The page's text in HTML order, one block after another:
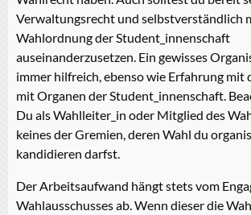
Verwaltungsrecht und selbstverständlich
Wahlordnung der Student_innenschaft
auseinanderzusetzen. Ein gewisses
immer hilfreich, ebenso wie Erfahrung mit
mit Organen der Student_innenschaft.
Du als Wahlleiter_in oder Mitglied des
keines der Gremien, deren Wahl du
kandidieren darfst.
Der Arbeitsaufwand hängt stets vom
Wahlausschusses ab. Wenn dieser die